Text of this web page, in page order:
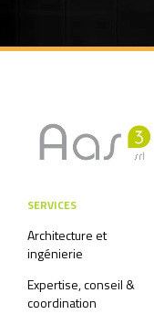
SERVICES
Architecture et
ingénierie
Expertise, conseil &
coordination